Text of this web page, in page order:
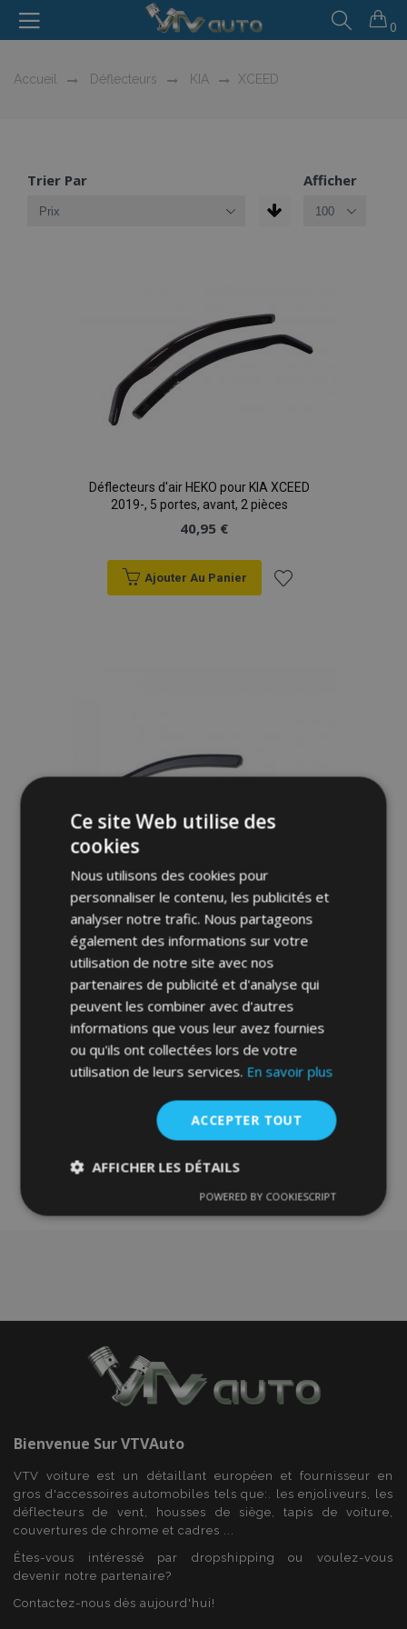
0
Accueil Déflecteurs KIA XCEED
Trier Par Afficher
Déflecteurs d'air HEKO pour KIA XCEED
2019-, 5 portes, avant, 2 pièces
40,95 €
Ajouter Au Panier
Déflecteurs pour KIA XCEED, G + D 2019-,
53,95 €
Ajouter Au Panier
Ajouter
à la
d'achats
Bienvenue SurVTVAuto
VTV voiture est un détaillant européen et fournisseur en
gros d'accessoires automobiles tels que:. les enjoliveurs, les
déflecteurs de vent, housses de siège, tapis de voiture,
couvertures de chrome et cadres ...
Êtes-vous intéressé par dropshipping ou voulez-vous
devenir notre partenaire?
Contactez-nous dès aujourd'hui!
Ce site Web utilise des
cookies
Nous utilisons des cookies pour
personnaliser le contenu, les publicités et
analyser notre trafic. Nous partageons
également des informations sur votre
utilisation de notre site avec nos
partenaires de publicité et d'analyse qui
peuvent les combiner avec d'autres
informations que vous leur avez fournies
ou qu'ils ont collectées lors de votre
utilisation de leurs services. En savoir plus
ACCEPTER TOUT
AFFICHER LES DÉTAILS
nécessaires
Performance Ciblage
Ciblage
Les cookies strictement nécessaires habilitent des
fonctionnalités de base du site Web telles que la
connexion des utilisateurs et la gestion des
comptes. Le site Web ne peut pas être utilisé
correctement sans les cookies strictement
Nom
POWERED BY COOKIESCRIPT